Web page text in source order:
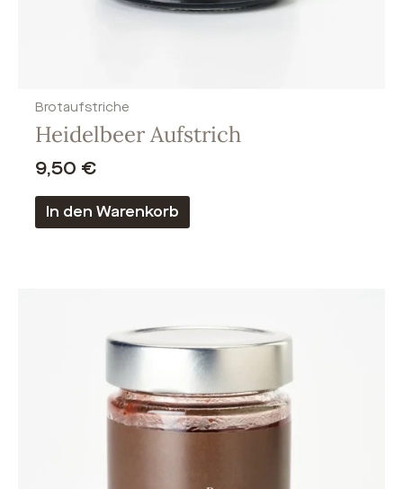
Brotaufstriche
Heidelbeer Aufstrich
9,50 €
In den Warenkorb